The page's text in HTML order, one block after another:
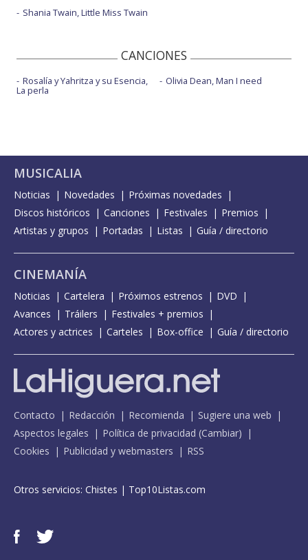
Shania Twain, Little Miss Twain
CANCIONES
Rosalía y Yahritza y su Esencia,
La perla
Olivia Dean, Man I need
MUSICALIA
Noticias Novedades
Próximas novedades
Discos históricos
Canciones Festivales
Premios
Artistas y grupos
Portadas Listas Guía / directorio
CINEMANÍA
Noticias Cartelera Próximos estrenos
DVD
Avances
Tráilers
Festivales + premios
Actores y actrices
Carteles Box-office Guía / directorio
Contacto Redacción Recomienda
Sugiere una web
Aspectos legales
Política de privacidad (Cambiar)
Cookies
Publicidad y webmasters RSS
Otros servicios: Chistes | Top10Listas.com